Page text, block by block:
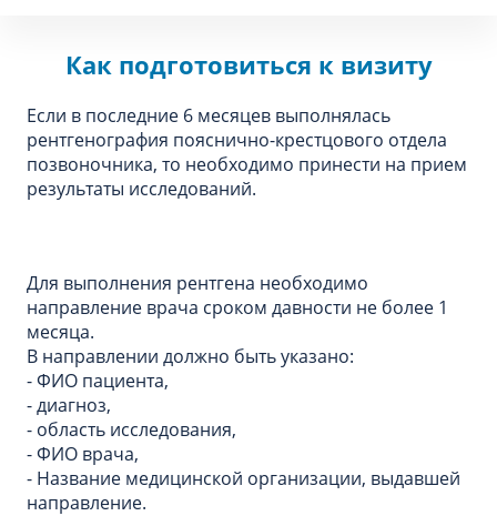
Как подготовиться к визиту
Если в последние 6 месяцев выполнялась
рентгенография пояснично-крестцового отдела
позвоночника, то необходимо принести на прием
результаты исследований.
Для выполнения рентгена необходимо
направление врача сроком давности не более 1
месяца.
В направлении должно быть указано:
- ФИО пациента,
- диагноз,
- область исследования,
- ФИО врача,
- Название медицинской организации, выдавшей
направление.